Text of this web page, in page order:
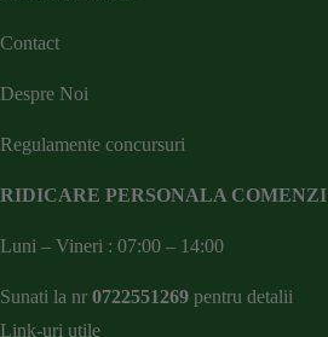
Contact
Despre Noi
Regulamente concursuri
RIDICARE PERSONALA COMENZI
Luni – Vineri : 07:00 – 14:00
Sunati la nr 0722551269 pentru detalii
Link-uri utile